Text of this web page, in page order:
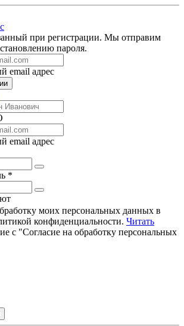
при регистрации. Мы отправим
пароля.
email адрес
email адрес
*
моих персональных данных в
конфиденциальности. Читать
с "Согласие на обработку персональных